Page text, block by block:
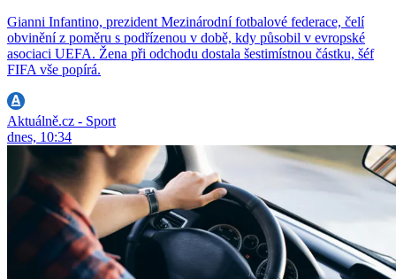
Gianni Infantino, prezident Mezinárodní fotbalové federace, čelí
obvinění z poměru s podřízenou v době, kdy působil v evropské
asociaci UEFA. Žena při odchodu dostala šestimístnou částku, šéf
FIFA vše popírá.
Aktuálně.cz - Sport
dnes, 10:34